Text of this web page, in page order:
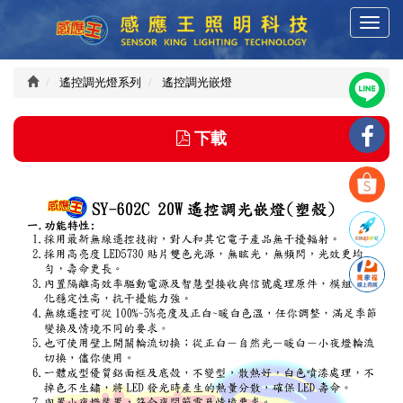
T
g
g
l
e
n
a
v
i
g
a
t
i
o
n
感
應
王
科
技
有
遙控調光燈系列 遙控調光嵌燈
下載